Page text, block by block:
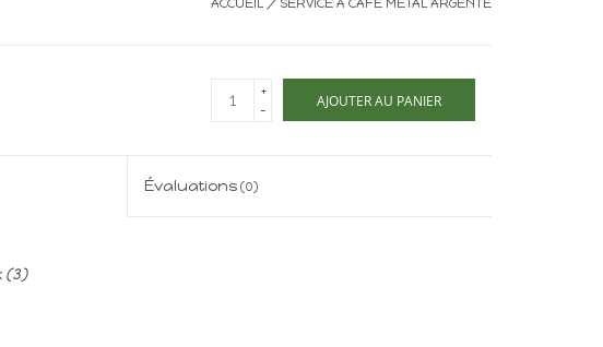
ACCUEIL / SERVICE À CAFÉ MÉTAL ARGENTÉ
+
-
AJOUTER AU PANIER
Évaluations(0)
(3)